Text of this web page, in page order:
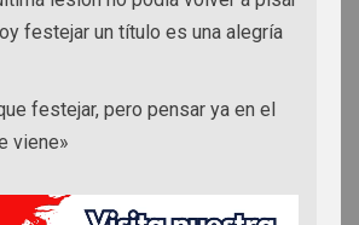
festejar un título es una alegría
festejar, pero pensar ya en el
viene»